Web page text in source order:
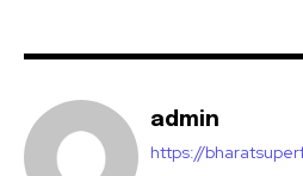
admin
https://